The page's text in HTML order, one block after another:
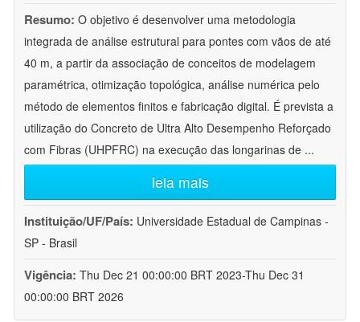
Resumo: O objetivo é desenvolver uma metodologia
integrada de análise estrutural para pontes com vãos de até
40 m, a partir da associação de conceitos de modelagem
paramétrica, otimização topológica, análise numérica pelo
método de elementos finitos e fabricação digital. É prevista a
utilização do Concreto de Ultra Alto Desempenho Reforçado
com Fibras (UHPFRC) na execução das longarinas de ...
leia mais
Instituição/UF/País: Universidade Estadual de Campinas -
SP - Brasil
Vigência: Thu Dec 21 00:00:00 BRT 2023-Thu Dec 31
00:00:00 BRT 2026